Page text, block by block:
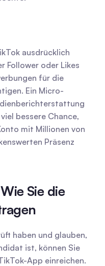
ausdrücklich
Follower oder Likes
für die
Ein Micro-
bessere Chance,
mit Millionen von
Präsenz
Sie die
haben und glauben,
ist, können Sie
App einreichen.